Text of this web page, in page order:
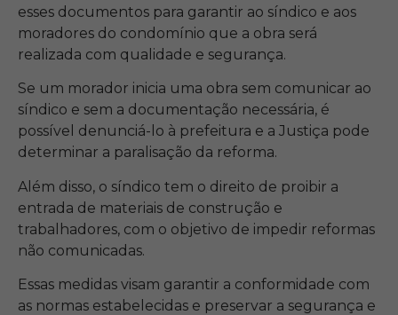
esses documentos para garantir ao síndico e aos
moradores do condomínio que a obra será
realizada com qualidade e segurança.
Se um morador inicia uma obra sem comunicar ao
síndico e sem a documentação necessária, é
possível denunciá-lo à prefeitura e a Justiça pode
determinar a paralisação da reforma.
Além disso, o síndico tem o direito de proibir a
entrada de materiais de construção e
trabalhadores, com o objetivo de impedir reformas
não comunicadas.
Essas medidas visam garantir a conformidade com
as normas estabelecidas e preservar a segurança e